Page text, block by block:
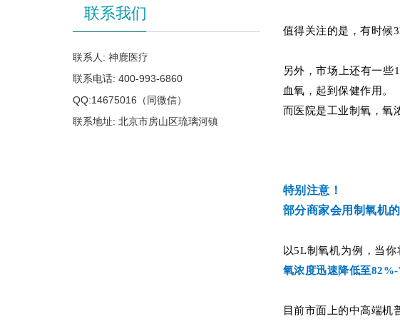
值得关注的是，有时候
另外，市场上还有一些
血氧，起到保健作用。
而医院是工业制氧，氧
特别注意！
部分商家会用制氧机
以5L制氧机为例，当
氧浓度迅速降低至
目前市面上的中高端机
联系我们
联系人: 神鹿医疗
联系电话: 400-993-6860
QQ:14675016（同微信）
联系地址: 北京市房山区琉璃河镇